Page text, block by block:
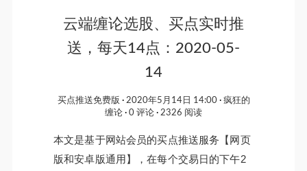
云端缠论选股、买点实时推
送，每天14点：2020-05-
14
买点推送免费版 2020年5月14日 14:00
疯狂的
缠论
0 评论 2326 阅读
本文是基于网站会员的买点推送服务【网页
版和安卓版通用】，在每个交易日的下午2